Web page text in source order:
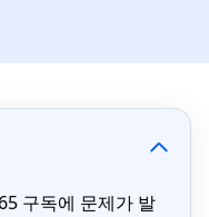
구독에 문제가 발